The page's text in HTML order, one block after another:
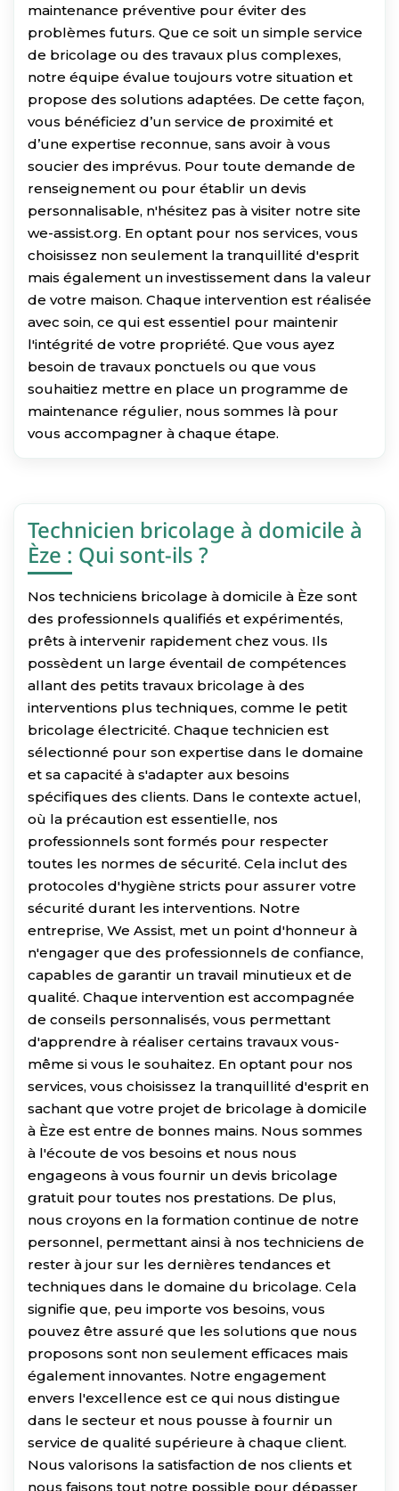
maintenance préventive pour éviter des
problèmes futurs. Que ce soit un simple service
de bricolage ou des travaux plus complexes,
notre équipe évalue toujours votre situation et
propose des solutions adaptées. De cette façon,
vous bénéficiez d’un service de proximité et
d’une expertise reconnue, sans avoir à vous
soucier des imprévus. Pour toute demande de
renseignement ou pour établir un devis
personnalisable, n'hésitez pas à visiter notre site
we-assist.org. En optant pour nos services, vous
choisissez non seulement la tranquillité d'esprit
mais également un investissement dans la valeur
de votre maison. Chaque intervention est réalisée
avec soin, ce qui est essentiel pour maintenir
l'intégrité de votre propriété. Que vous ayez
besoin de travaux ponctuels ou que vous
souhaitiez mettre en place un programme de
maintenance régulier, nous sommes là pour
vous accompagner à chaque étape.
Technicien bricolage à domicile à
Èze : Qui sont-ils ?
Nos techniciens bricolage à domicile à Èze sont
des professionnels qualifiés et expérimentés,
prêts à intervenir rapidement chez vous. Ils
possèdent un large éventail de compétences
allant des petits travaux bricolage à des
interventions plus techniques, comme le petit
bricolage électricité. Chaque technicien est
sélectionné pour son expertise dans le domaine
et sa capacité à s'adapter aux besoins
spécifiques des clients. Dans le contexte actuel,
où la précaution est essentielle, nos
professionnels sont formés pour respecter
toutes les normes de sécurité. Cela inclut des
protocoles d'hygiène stricts pour assurer votre
sécurité durant les interventions. Notre
entreprise, We Assist, met un point d'honneur à
n'engager que des professionnels de confiance,
capables de garantir un travail minutieux et de
qualité. Chaque intervention est accompagnée
de conseils personnalisés, vous permettant
d'apprendre à réaliser certains travaux vous-
même si vous le souhaitez. En optant pour nos
services, vous choisissez la tranquillité d'esprit en
sachant que votre projet de bricolage à domicile
à Èze est entre de bonnes mains. Nous sommes
à l'écoute de vos besoins et nous nous
engageons à vous fournir un devis bricolage
gratuit pour toutes nos prestations. De plus,
nous croyons en la formation continue de notre
personnel, permettant ainsi à nos techniciens de
rester à jour sur les dernières tendances et
techniques dans le domaine du bricolage. Cela
signifie que, peu importe vos besoins, vous
pouvez être assuré que les solutions que nous
proposons sont non seulement efficaces mais
également innovantes. Notre engagement
envers l'excellence est ce qui nous distingue
dans le secteur et nous pousse à fournir un
service de qualité supérieure à chaque client.
Nous valorisons la satisfaction de nos clients et
nous faisons tout notre possible pour dépasser